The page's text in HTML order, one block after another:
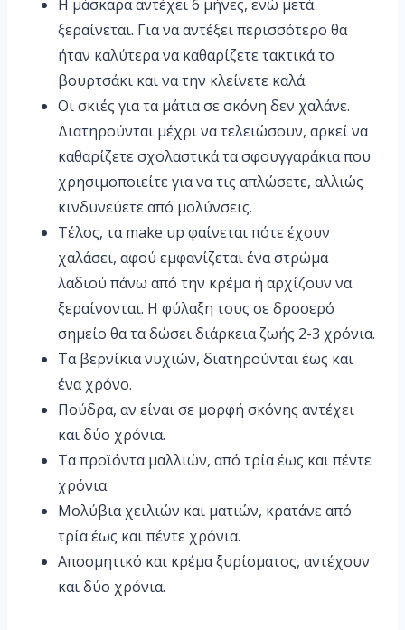
Η μάσκαρα αντέχει 6 μήνες, ενώ μετά
ξεραίνεται. Για να αντέξει περισσότερο θα
ήταν καλύτερα να καθαρίζετε τακτικά το
βουρτσάκι και να την κλείνετε καλά.
Οι σκιές για τα μάτια σε σκόνη δεν χαλάνε.
Διατηρούνται μέχρι να τελειώσουν, αρκεί να
καθαρίζετε σχολαστικά τα σφουγγαράκια που
χρησιμοποιείτε για να τις απλώσετε, αλλιώς
κινδυνεύετε από μολύνσεις.
Τέλος, τα make up φαίνεται πότε έχουν
χαλάσει, αφού εμφανίζεται ένα στρώμα
λαδιού πάνω από την κρέμα ή αρχίζουν να
ξεραίνονται. Η φύλαξη τους σε δροσερό
σημείο θα τα δώσει διάρκεια ζωής 2-3 χρόνια.
Τα βερνίκια νυχιών, διατηρούνται έως και
ένα χρόνο.
Πούδρα, αν είναι σε μορφή σκόνης αντέχει
και δύο χρόνια.
Τα προϊόντα μαλλιών, από τρία έως και πέντε
χρόνια
Μολύβια χειλιών και ματιών, κρατάνε από
τρία έως και πέντε χρόνια.
Αποσμητικό και κρέμα ξυρίσματος, αντέχουν
και δύο χρόνια.